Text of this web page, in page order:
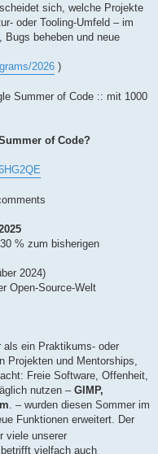
sich, welche Projekte
oder Tooling-Umfeld – im
beheben und neue
2026 )
Summer of Code :: mit 1000
of Code?
% zum bisherigen
2024)
Open-Source-Welt
als ein Praktikums- oder
Projekten und Mentorships,
Freie Software, Offenheit,
nutzen – GIMP,
. – wurden diesen Sommer im
Funktionen erweitert. Der
viele unserer
vielfach auch